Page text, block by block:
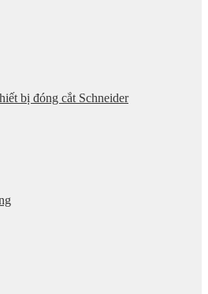
bị đóng cắt Schneider